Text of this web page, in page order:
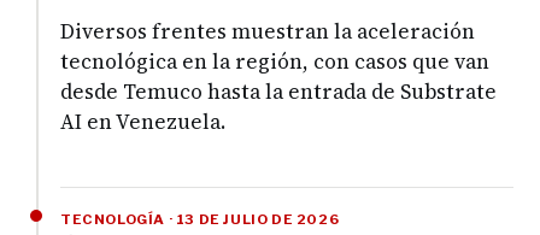
Diversos frentes muestran la aceleración
tecnológica en la región, con casos que van
desde Temuco hasta la entrada de Substrate
AI en Venezuela.
TECNOLOGÍA · 13 DE JULIO DE 2026